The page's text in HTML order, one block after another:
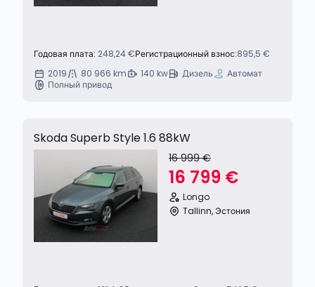
Годовая плата: 248,24 €Регистрационный взнос:895,5 €
2019
80 966 km 140 kw Дизель
Автомат
Полный привод
Skoda Superb Style 1.6 88kW
16 999 €
16 799 €
Longo
Tallinn, Эстония